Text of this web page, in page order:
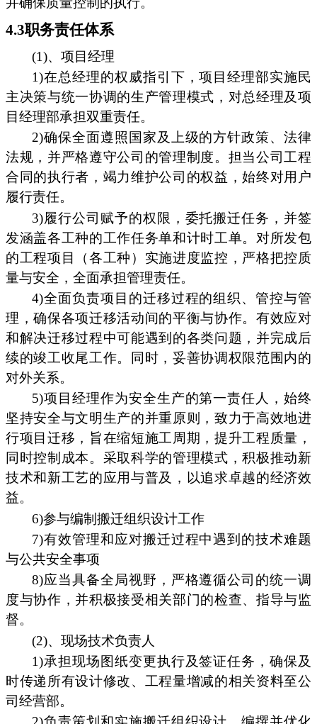
4.3职务责任体系
(1)、项目经理
1)在总经理的权威指引下，项目经理部实施民
主决策与统一协调的生产管理模式，对总经理及项
目经理部承担双重责任。
2)确保全面遵照国家及上级的方针政策、法律
法规，并严格遵守公司的管理制度。担当公司工程
合同的执行者，竭力维护公司的权益，始终对用户
履行责任。
3)履行公司赋予的权限，委托搬迁任务，并签
发涵盖各工种的工作任务单和计时工单。对所发包
的工程项目（各工种）实施进度监控，严格把控质
量与安全，全面承担管理责任。
4)全面负责项目的迁移过程的组织、管控与管
理，确保各项迁移活动间的平衡与协作。有效应对
和解决迁移过程中可能遇到的各类问题，并完成后
续的竣工收尾工作。同时，妥善协调权限范围内的
对外关系。
5)项目经理作为安全生产的第一责任人，始终
坚持安全与文明生产的并重原则，致力于高效地进
行项目迁移，旨在缩短施工周期，提升工程质量，
同时控制成本。采取科学的管理模式，积极推动新
技术和新工艺的应用与普及，以追求卓越的经济效
益。
6)参与编制搬迁组织设计工作
7)有效管理和应对搬迁过程中遇到的技术难题
与公共安全事项
8)应当具备全局视野，严格遵循公司的统一调
度与协作，并积极接受相关部门的检查、指导与监
督。
(2)、现场技术负责人
1)承担现场图纸变更执行及签证任务，确保及
时传递所有设计修改、工程量增减的相关资料至公
司经营部。